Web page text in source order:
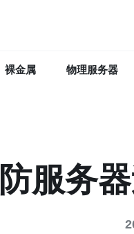
裸金属 物理服务器
服务